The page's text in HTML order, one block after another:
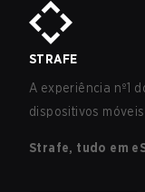
STRAFE
A experiência nº1
dispositivos móveis.
Strafe, tudo em